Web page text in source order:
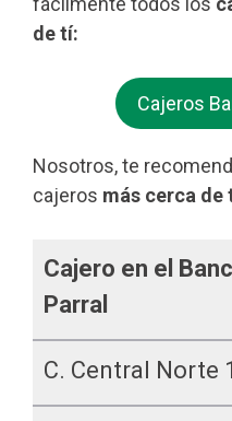
de tí:
Cajeros
Nosotros, te
cajeros más cerca de
Cajero en el
Parral
C. Central Norte